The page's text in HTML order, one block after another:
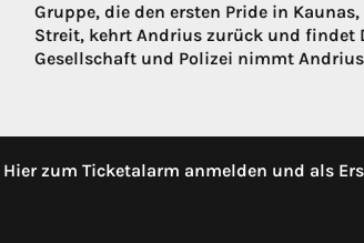
Gruppe, die den ersten Pride in
Streit, kehrt Andrius zurück und findet
Gesellschaft und Polizei nimmt
zum Ticketalarm anmelden und als